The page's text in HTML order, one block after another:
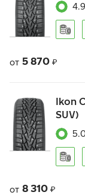
4.9
от 5 870 ₽
Ikon
SUV)
от 8 310 ₽